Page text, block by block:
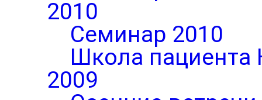
2010
Семинар 2010
Школа пациента
2009